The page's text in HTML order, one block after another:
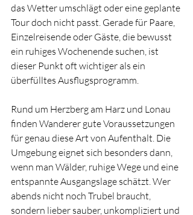
das Wetter umschlägt oder eine geplante
Tour doch nicht passt. Gerade für Paare,
Einzelreisende oder Gäste, die bewusst
ein ruhiges Wochenende suchen, ist
dieser Punkt oft wichtiger als ein
überfülltes Ausflugsprogramm.
Rund um Herzberg am Harz und Lonau
finden Wanderer gute Voraussetzungen
für genau diese Art von Aufenthalt. Die
Umgebung eignet sich besonders dann,
wenn man Wälder, ruhige Wege und eine
entspannte Ausgangslage schätzt. Wer
abends nicht noch Trubel braucht,
sondern lieber sauber, unkompliziert und